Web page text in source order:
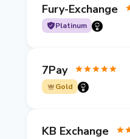
Fury-Exchange
Platinum
7Pay
Gold
KB Exchange